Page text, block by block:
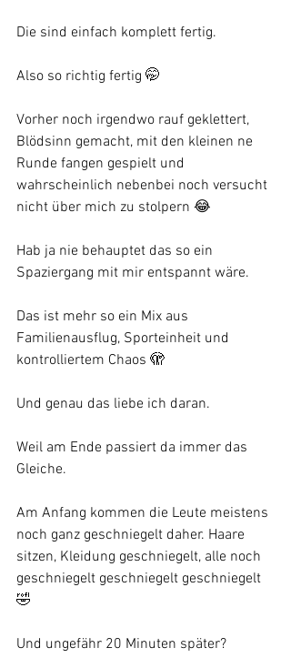
Die sind einfach komplett fertig.
Also so richtig fertig 🤭
Vorher noch irgendwo rauf geklettert,
Blödsinn gemacht, mit den kleinen ne
Runde fangen gespielt und
wahrscheinlich nebenbei noch versucht
nicht über mich zu stolpern 😂
Hab ja nie behauptet das so ein
Spaziergang mit mir entspannt wäre.
Das ist mehr so ein Mix aus
Familienausflug, Sporteinheit und
kontrolliertem Chaos 🫣
Und genau das liebe ich daran.
Weil am Ende passiert da immer das
Gleiche.
Am Anfang kommen die Leute meistens
noch ganz geschniegelt daher. Haare
sitzen, Kleidung geschniegelt, alle noch
geschniegelt geschniegelt geschniegelt
🤣
Und ungefähr 20 Minuten später?